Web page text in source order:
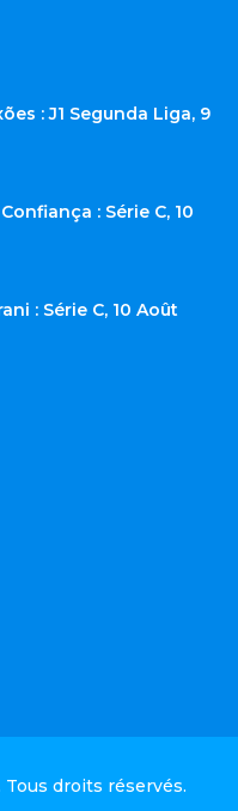
: J1 Segunda Liga, 9
: Série C, 10
: Série C, 10 Août
Tous droits réservés.